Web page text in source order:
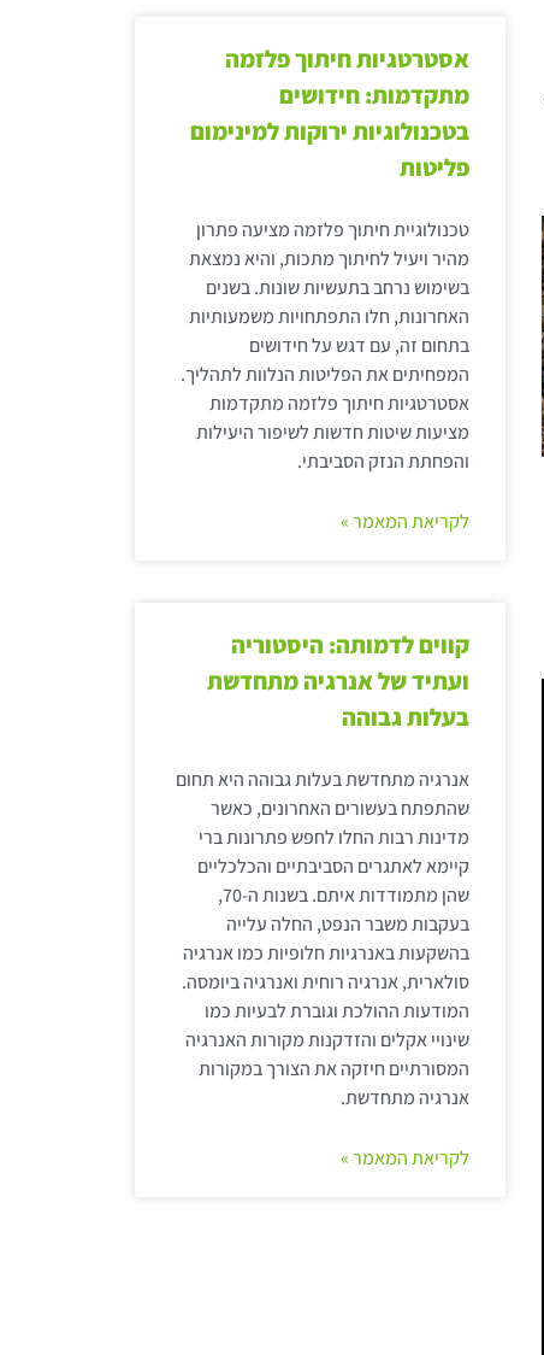
אסטרטגיות חיתוך פלזמה
מתקדמות: חידושים
בטכנולוגיות ירוקות למינימום
פליטות
טכנולוגיית חיתוך פלזמה מציעה פתרון
מהיר ויעיל לחיתוך מתכות, והיא נמצאת
בשימוש נרחב בתעשיות שונות. בשנים
האחרונות, חלו התפתחויות משמעותיות
בתחום זה, עם דגש על חידושים
המפחיתים את הפליטות הנלוות לתהליך.
אסטרטגיות חיתוך פלזמה מתקדמות
מציעות שיטות חדשות לשיפור היעילות
והפחתת הנזק הסביבתי.
לקריאת המאמר »
קווים לדמותה: היסטוריה
ועתיד של אנרגיה מתחדשת
בעלות גבוהה
אנרגיה מתחדשת בעלות גבוהה היא תחום
שהתפתח בעשורים האחרונים, כאשר
מדינות רבות החלו לחפש פתרונות ברי
קיימא לאתגרים הסביבתיים והכלכליים
שהן מתמודדות איתם. בשנות ה-70,
בעקבות משבר הנפט, החלה עלייה
בהשקעות באנרגיות חלופיות כמו אנרגיה
סולארית, אנרגיה רוחית ואנרגיה ביומסה.
המודעות ההולכת וגוברת לבעיות כמו
שינויי אקלים והזדקנות מקורות האנרגיה
המסורתיים חיזקה את הצורך במקורות
אנרגיה מתחדשת.
לקריאת המאמר »